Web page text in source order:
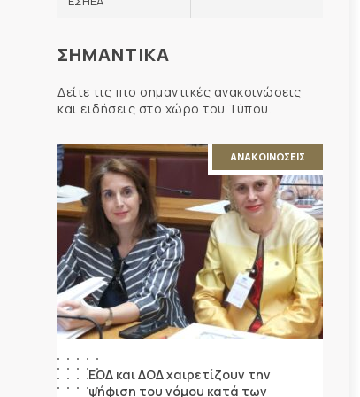
ΣΗΜΑΝΤΙΚΑ
Δείτε τις πιο σημαντικές ανακοινώσεις
και ειδήσεις στο χώρο του Τύπου.
ΑΝΑΚΟΙΝΩΣΕΙΣ
ΕΟΔ και ΔΟΔ χαιρετίζουν την
ψήφιση του νόμου κατά των